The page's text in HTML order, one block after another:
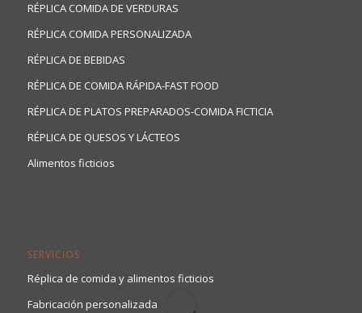
RÉPLICA COMIDA DE VERDURAS
RÉPLICA COMIDA PERSONALIZADA
RÉPLICA DE BEBIDAS
RÉPLICA DE COMIDA RÁPIDA-FAST FOOD
RÉPLICA DE PLATOS PREPARADOS-COMIDA FICTICIA
RÉPLICA DE QUESOS Y LÁCTEOS
Alimentos ficticios
SERVICIOS
Réplica de comida y alimentos ficticios
Fabricación personalizada